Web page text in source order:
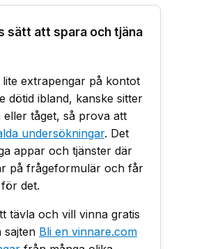
sätt att spara och tjäna
extrapengar på kontot
dötid ibland, kanske sitter
eller tåget, så prova att
undersökningar. Det
appar och tjänster där
på frågeformulär och får
det.
tävla och vill vinna gratis
sajten Bli en vinnare.com